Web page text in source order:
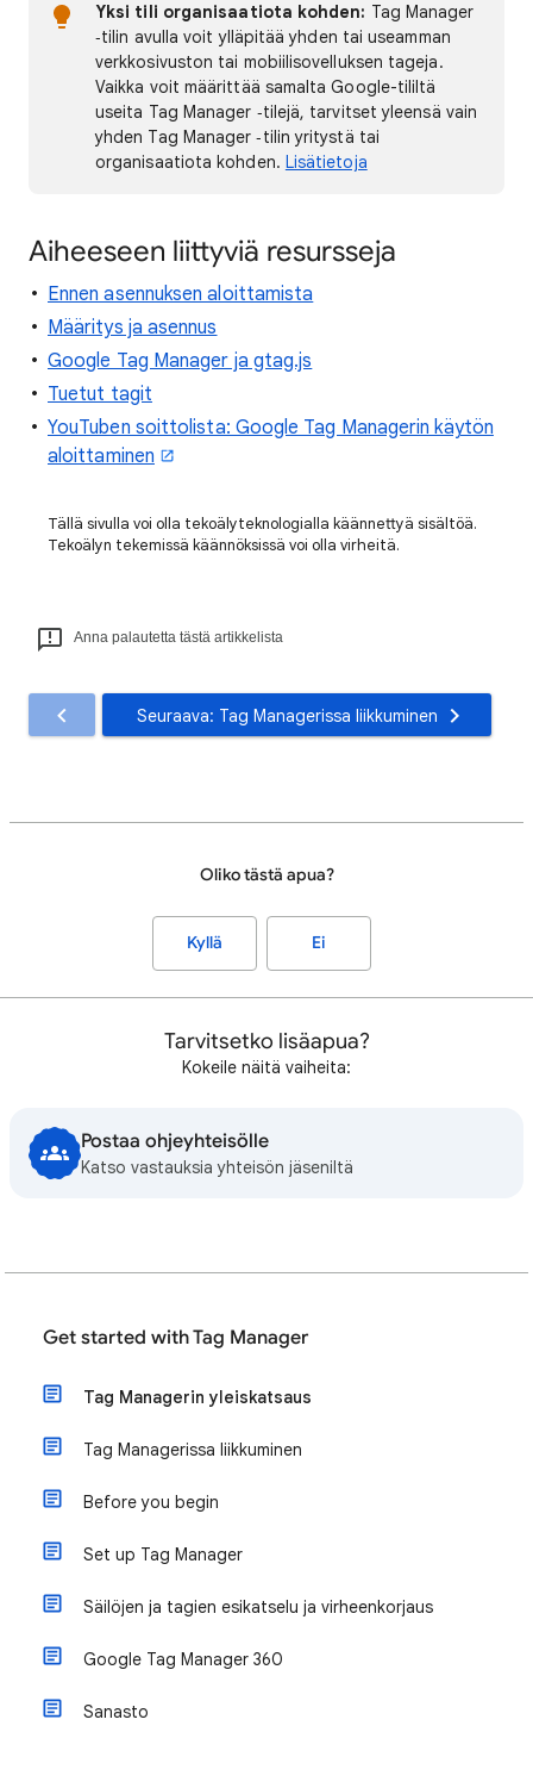
Yksi tili organisaatiota kohden: Tag Manager
‑tilin avulla voit ylläpitää yhden tai useamman
verkkosivuston tai mobiilisovelluksen tageja.
Vaikka voit määrittää samalta Google-tililtä
useita Tag Manager ‑tilejä, tarvitset yleensä vain
yhden Tag Manager ‑tilin yritystä tai
organisaatiota kohden. Lisätietoja
Aiheeseen liittyviä resursseja
Ennen asennuksen aloittamista
Määritys ja asennus
Google Tag Manager ja gtag.js
Tuetut tagit
YouTuben soittolista: Google Tag Managerin käytön
aloittaminen
Tällä sivulla voi olla tekoälyteknologialla käännettyä sisältöä.
Tekoälyn tekemissä käännöksissä voi olla virheitä.
Anna palautetta tästä artikkelista
Seuraava: Tag Managerissa liikkuminen
Oliko tästä apua?
Kyllä Ei
Tarvitsetko lisäapua?
Kokeile näitä vaiheita:
Postaa ohjeyhteisölle
Katso vastauksia yhteisön jäseniltä
Get started with Tag Manager
Tag Managerin yleiskatsaus
Tag Managerissa liikkuminen
Before you begin
Set up Tag Manager
Säilöjen ja tagien esikatselu ja virheenkorjaus
Google Tag Manager 360
Sanasto